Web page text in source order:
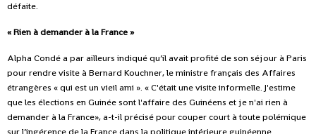
défaite.
« Rien à demander à la France »
Alpha Condé a par ailleurs indiqué qu’il avait profité de son séjour à Paris
pour rendre visite à Bernard Kouchner, le ministre français des Affaires
étrangères « qui est un vieil ami ». « C'était une visite informelle. J'estime
que les élections en Guinée sont l'affaire des Guinéens et je n'ai rien à
demander à la France», a-t-il précisé pour couper court à toute polémique
sur l’ingérence de la France dans la politique intérieure guinéenne.